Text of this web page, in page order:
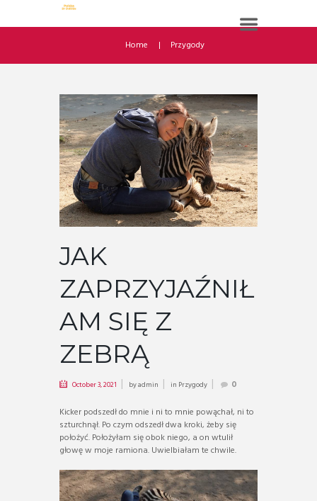
Home Przygody
JAK
ZAPRZYJAŹNIŁ
AM SIĘ Z
ZEBRĄ
October 3, 2021 byadmin in Przygody 0
Kicker podszedł do mnie i ni to mnie powąchał, ni to
szturchnął. Po czym odszedł dwa kroki, żeby się
położyć. Położyłam się obok niego, a on wtulił
głowę w moje ramiona. Uwielbiałam te chwile.